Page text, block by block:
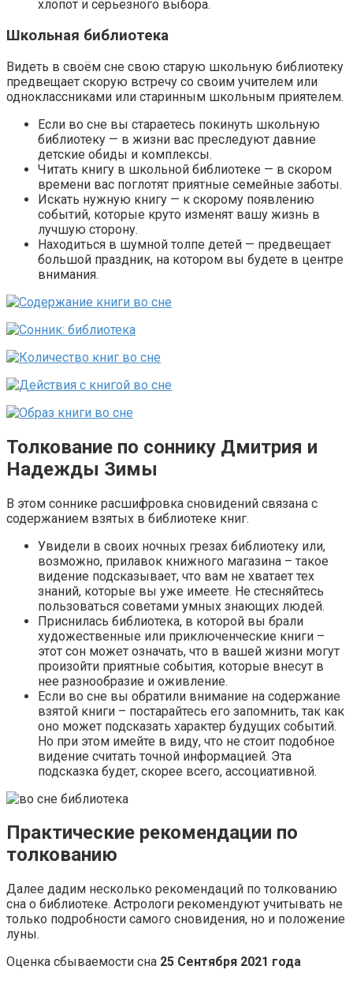
хлопот и серьёзного выбора.
Школьная библиотека
Видеть в своём сне свою старую школьную библиотеку
предвещает скорую встречу со своим учителем или
одноклассниками или старинным школьным приятелем.
Если во сне вы стараетесь покинуть школьную
библиотеку — в жизни вас преследуют давние
детские обиды и комплексы.
Читать книгу в школьной библиотеке — в скором
времени вас поглотят приятные семейные заботы.
Искать нужную книгу — к скорому появлению
событий, которые круто изменят вашу жизнь в
лучшую сторону.
Находиться в шумной толпе детей — предвещает
большой праздник, на котором вы будете в центре
внимания.
Толкование по соннику Дмитрия и
Надежды Зимы
В этом соннике расшифровка сновидений связана с
содержанием взятых в библиотеке книг.
Увидели в своих ночных грезах библиотеку или,
возможно, прилавок книжного магазина – такое
видение подсказывает, что вам не хватает тех
знаний, которые вы уже имеете. Не стесняйтесь
пользоваться советами умных знающих людей.
Приснилась библиотека, в которой вы брали
художественные или приключенческие книги –
этот сон может означать, что в вашей жизни могут
произойти приятные события, которые внесут в
нее разнообразие и оживление.
Если во сне вы обратили внимание на содержание
взятой книги – постарайтесь его запомнить, так как
оно может подсказать характер будущих событий.
Но при этом имейте в виду, что не стоит подобное
видение считать точной информацией. Эта
подсказка будет, скорее всего, ассоциативной.
Практические рекомендации по
толкованию
Далее дадим несколько рекомендаций по толкованию
сна о библиотеке. Астрологи рекомендуют учитывать не
только подробности самого сновидения, но и положение
луны.
Оценка сбываемости сна 25 Сентября 2021 года